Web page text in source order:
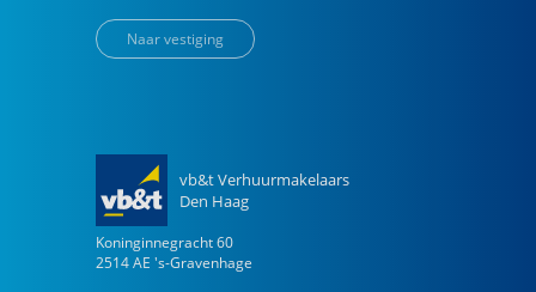
Naar vestiging
vb&t Verhuurmakelaars
Den Haag
Koninginnegracht 60
2514 AE 's-Gravenhage